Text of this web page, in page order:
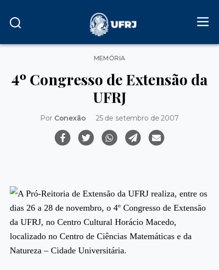
Categorias
MEMÓRIA
4º Congresso de Extensão da
UFRJ
Por Conexão 25 de setembro de 2007
A Pró-Reitoria de Extensão da UFRJ realiza, entre os
dias 26 a 28 de novembro, o 4º Congresso de Extensão
da UFRJ, no Centro Cultural Horácio Macedo,
localizado no Centro de Ciências Matemáticas e da
Natureza – Cidade Universitária.